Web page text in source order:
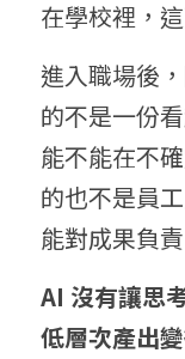
在學校裡，
進入職場後
的不是一份
能不能在不
的也不是員
能對成果負責
AI 沒有讓思
低層次產出